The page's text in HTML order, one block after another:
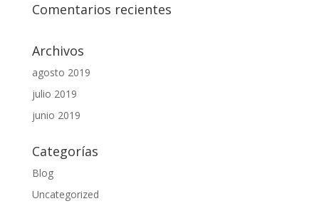
Comentarios recientes
Archivos
agosto 2019
julio 2019
junio 2019
Categorías
Blog
Uncategorized